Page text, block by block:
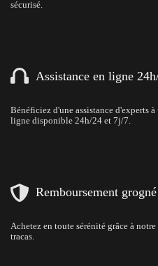
sécurisé.
Assistance en ligne
Bénéficiez d'une assistance d'experts
ligne disponible 24h/24 et 7j/7.
Remboursement grogné
Achetez en toute sérénité grâce à
tracas.